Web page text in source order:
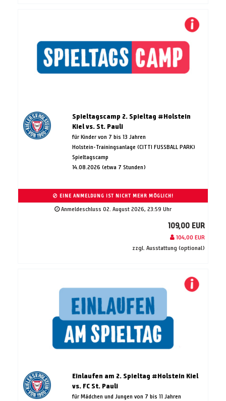
Spieltagscamp 2. Spieltag #Holstein
Kiel vs. St. Pauli
für Kinder von 7 bis 13 Jahren
Holstein-Trainingsanlage (CITTI FUSSBALL PARK)
Spieltagscamp
14.08.2026 (etwa 7 Stunden)
EINE ANMELDUNG IST NICHT MEHR MÖGLICH!
Anmeldeschluss 02. August 2026, 23:59 Uhr
109,00 EUR
104,00 EUR
zzgl. Ausstattung (optional)
Einlaufen am 2. Spieltag #Holstein Kiel
vs. FC St. Pauli
für Mädchen und Jungen von 7 bis 11 Jahren